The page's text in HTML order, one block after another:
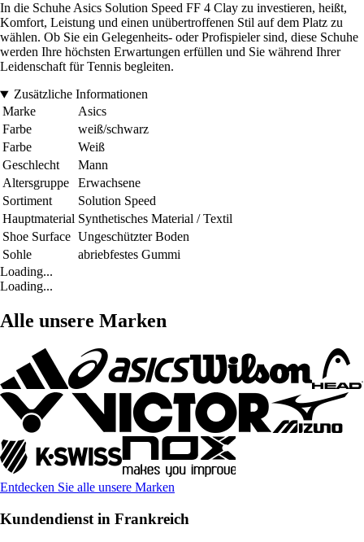
In die Schuhe Asics Solution Speed FF 4 Clay zu investieren, heißt,
Komfort, Leistung und einen unübertroffenen Stil auf dem Platz zu
wählen. Ob Sie ein Gelegenheits- oder Profispieler sind, diese Schuhe
werden Ihre höchsten Erwartungen erfüllen und Sie während Ihrer
Leidenschaft für Tennis begleiten.
Zusätzliche Informationen
Marke
Asics
Farbe
weiß/schwarz
Farbe
Weiß
Geschlecht
Mann
Altersgruppe
Erwachsene
Sortiment
Solution Speed
Hauptmaterial Synthetisches Material / Textil
Shoe Surface Ungeschützter Boden
Sohle
abriebfestes Gummi
Loading...
Loading...
Alle unsere Marken
Entdecken Sie alle unsere Marken
Kundendienst in Frankreich